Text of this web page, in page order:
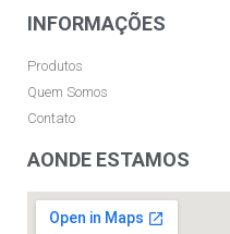
INFORMAÇÕES
Produtos
Quem Somos
Contato
AONDE ESTAMOS